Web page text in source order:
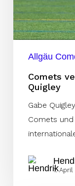
Allgäu
Comets
Quigley
Gabe
Comets
1.